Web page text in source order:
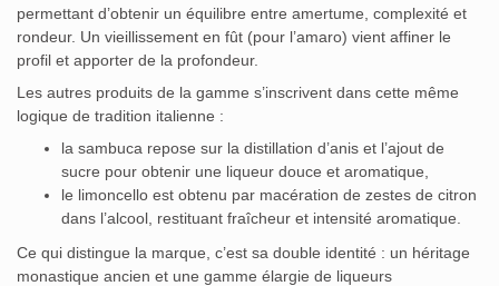
permettant d’obtenir un équilibre entre amertume, complexité et
rondeur. Un vieillissement en fût (pour l’amaro) vient affiner le
profil et apporter de la profondeur.
Les autres produits de la gamme s’inscrivent dans cette même
logique de tradition italienne :
la sambuca repose sur la distillation d’anis et l’ajout de
sucre pour obtenir une liqueur douce et aromatique,
le limoncello est obtenu par macération de zestes de citron
dans l’alcool, restituant fraîcheur et intensité aromatique.
Ce qui distingue la marque, c’est sa double identité : un héritage
monastique ancien et une gamme élargie de liqueurs